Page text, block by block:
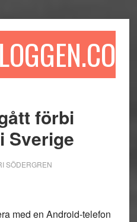
förbi
Sverige
SÖDERGREN
med en Android-telefon